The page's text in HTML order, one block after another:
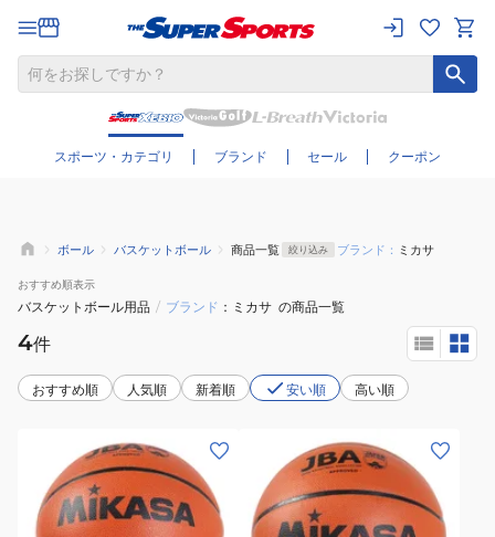
スポーツ・カテゴリ ブランド セール クーポン
さらに絞り込む
ボール バスケットボール 商品一覧 絞り込み ブランド： ミカサ
おすすめ順表示
バスケットボール用品 / ブランド ミカサ の商品一覧
4件
おすすめ順 人気順 新着順 安い順 高い順
ズ)
バ